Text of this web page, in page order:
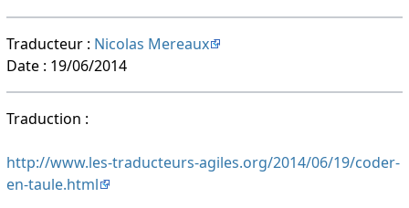
Traducteur : Nicolas Mereaux
Date : 19/06/2014
Traduction :
http://www.les-traducteurs-agiles.org/2014/06/19/coder-
en-taule.html